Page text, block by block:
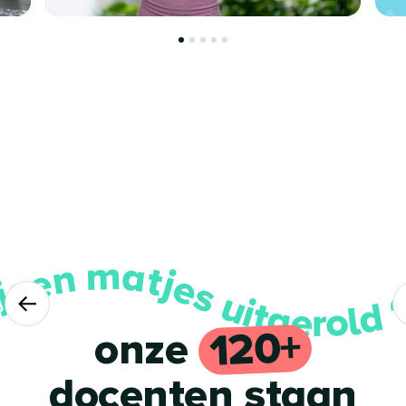
matjes uitgerold ~ 1,5 miljoen matjes
onze 120+
docenten staan